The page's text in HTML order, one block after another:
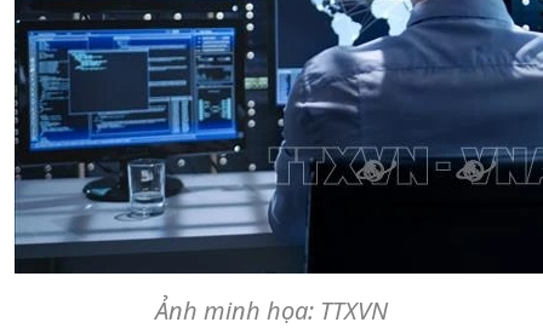
Ảnh minh họa: TTXVN